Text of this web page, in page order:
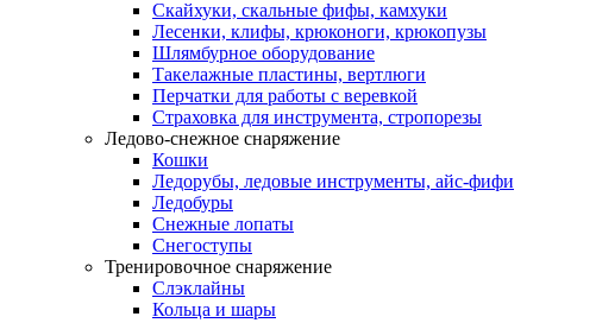
Скайхуки, скальные фифы, камхуки
Лесенки, клифы, крюконоги, крюкопузы
Шлямбурное оборудование
Такелажные пластины, вертлюги
Перчатки для работы с веревкой
Страховка для инструмента, стропорезы
Ледово-снежное снаряжение
Кошки
Ледорубы, ледовые инструменты, айс-фифи
Ледобуры
Снежные лопаты
Снегоступы
Тренировочное снаряжение
Слэклайны
Кольца и шары